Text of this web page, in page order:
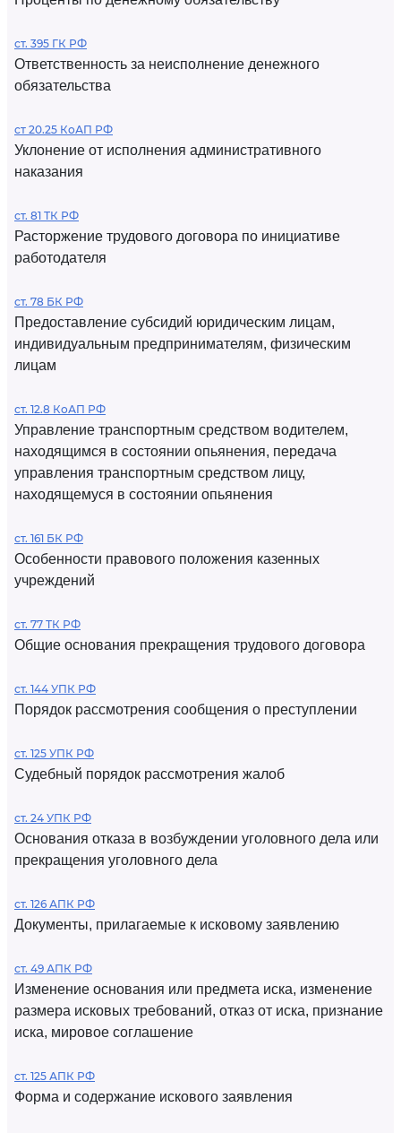
ст. 395 ГК РФ
Ответственность за неисполнение денежного
обязательства
ст 20.25 КоАП РФ
Уклонение от исполнения административного
наказания
ст. 81 ТК РФ
Расторжение трудового договора по инициативе
работодателя
ст. 78 БК РФ
Предоставление субсидий юридическим лицам,
индивидуальным предпринимателям, физическим
лицам
ст. 12.8 КоАП РФ
Управление транспортным средством водителем,
находящимся в состоянии опьянения, передача
управления транспортным средством лицу,
находящемуся в состоянии опьянения
ст. 161 БК РФ
Особенности правового положения казенных
учреждений
ст. 77 ТК РФ
Общие основания прекращения трудового договора
ст. 144 УПК РФ
Порядок рассмотрения сообщения о преступлении
ст. 125 УПК РФ
Судебный порядок рассмотрения жалоб
ст. 24 УПК РФ
Основания отказа в возбуждении уголовного дела или
прекращения уголовного дела
ст. 126 АПК РФ
Документы, прилагаемые к исковому заявлению
ст. 49 АПК РФ
Изменение основания или предмета иска, изменение
размера исковых требований, отказ от иска, признание
иска, мировое соглашение
ст. 125 АПК РФ
Форма и содержание искового заявления